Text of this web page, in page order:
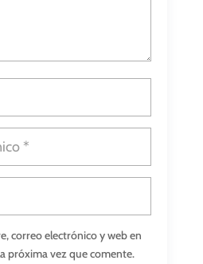
correo electrónico y web en
próxima vez que comente.